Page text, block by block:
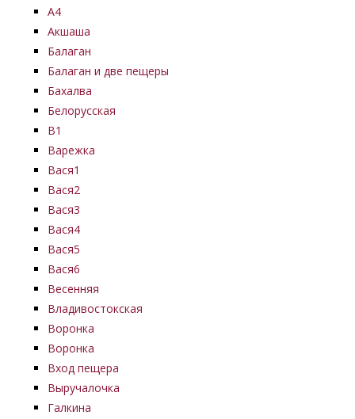
А4
Акшаша
Балаган
Балаган и две пещеры
Бахалва
Белорусская
В1
Варежка
Вася1
Вася2
Вася3
Вася4
Вася5
Вася6
Весенняя
Владивостокская
Воронка
Воронка
Вход пещера
Выручалочка
Галкина